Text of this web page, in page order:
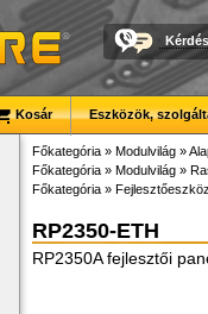
Kosár Eszközök,
Főkategória » Modulvilág »
Főkategória » Modulvilág »
Főkategória »
RP2350-ETH
RP2350A fejlesztői